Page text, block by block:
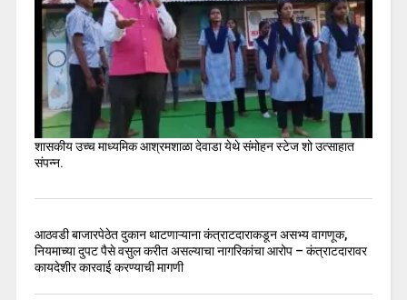
शासकीय उच्च माध्यमिक आश्रमशाळा देवाडा येथे संमोहन स्टेज शो उत्साहात
संपन्न.
आठवडी बाजारपेठेत दुकान थाटणाऱ्याना कंत्राटदाराकडून असभ्य वागणूक,
नियमाच्या दुपट पैसे वसुल करीत असल्याचा नागरिकांचा आरोप – कंत्राटदारावर
कायदेशीर कारवाई करण्याची मागणी